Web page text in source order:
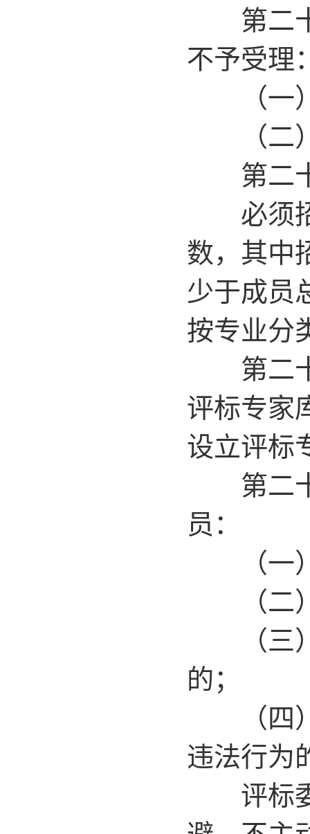
第二十
不予受理
（一）
（二）
第二十
必须招
数，其中
少于成员
按专业分
第二十
评标专家
设立评标
第二十
员：
（一）
（二）
（三）
的；
（四）
违法行为
评标委